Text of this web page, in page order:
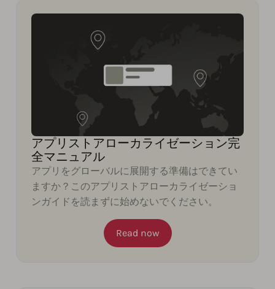
アプリストアローカライゼーション完
全マニュアル
アプリをグローバルに展開する準備はできてい
ますか？このアプリストアローカライゼーショ
ンガイドを読まずに始めないでください。
Read now